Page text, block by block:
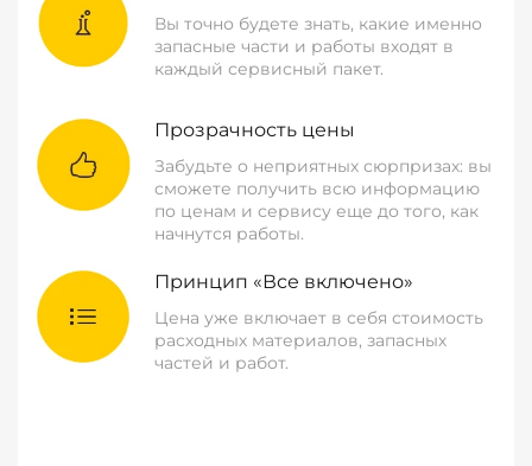
Вы точно будете знать, какие именно
запасные части и работы входят в
каждый сервисный пакет.
Прозрачность цены
Забудьте о неприятных сюрпризах: вы
сможете получить всю информацию
по ценам и сервису еще до того, как
начнутся работы.
Принцип «Все включено»
Цена уже включает в себя стоимость
расходных материалов, запасных
частей и работ.